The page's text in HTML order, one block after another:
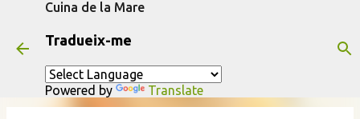
Cuina de la Mare
Tradueix-me
Powered by Translate